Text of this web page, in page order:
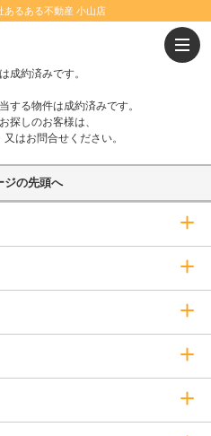
浴室乾燥機
カウンターキッチン
オートロック
ウォークインクローゼット
あるある不動産 小山店
成約済みです。
する物件は成約済みです。
探しのお客様は、
はお問合せください。
ジの先頭へ